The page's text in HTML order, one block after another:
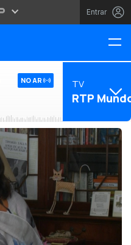
Entrar
NO AR TV
RTP